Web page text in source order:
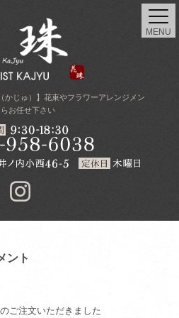
かじゅ）】花束やフラワーアレンジメン
らお任せ下さい
MENU
ント
ご注文いただきました